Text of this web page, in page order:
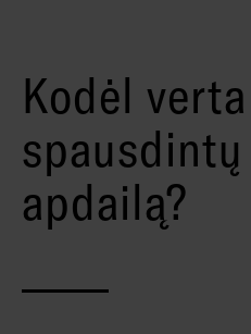
Kodėl
spausdintų
apdailą?